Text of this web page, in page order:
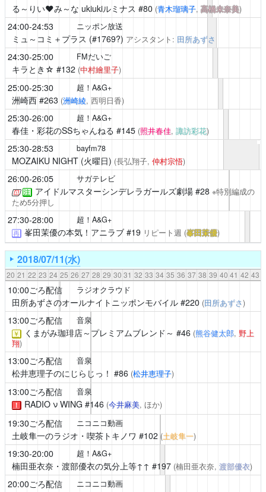
る～りい❤️み～な ukiukiルミナス #80 (青木瑠璃子,高橋未奈美)
24:00-24:53 ニッポン放送
ミュ～コミ＋プラス (#1769?) アシスタント: 田所あずさ
24:30-25:00 FMだいご
キラとき☆ #132 (中村繪里子)
25:00-25:30 超！A&G+
洲崎西#263 (洲崎綾, 西明日香)
25:30-26:00 超！A&G+
春佳・彩花のSSちゃんねる #145 (照井春佳, 諏訪彩花)
25:30-28:53 bayfm78
MOZAIKU NIGHT (火曜日) (長弘翔子, 仲村宗悟)
26:00-26:05 サガテレビ
注 アイドルマスターシンデレラガールズ劇場#28 ※特別編成の
ため5分押し
27:30-28:00 超！A&G+
再 峯田茉優の本気！アニラブ#19 リピート週 (峯田茉優)
2018/07/11(水)
20 21 22 23 24 25 26 27 28 29 30 31 32 33 34 35 36 37 38 39 40 41 42 43
10:00ごろ配信 ラジオクラウド
田所あずさのオールナイトニッポンモバイル#220 (田所あずさ)
13:00ごろ配信 音泉
￥ くまがみ珈琲店～プレミアムブレンド～ #46 (熊谷健太郎, 野上
翔)
13:00ごろ配信 音泉
松井恵理子のにじらじっ！ #86 (松井恵理子)
13:00ごろ配信 音泉
！ RADIO ν WING #146 (今井麻美, ほか)
19:30ごろ配信 ニコニコ動画
土岐隼一のラジオ・喫茶トキノワ #102 (土岐隼一)
19:30-20:00 超！A&G+
楠田亜衣奈・渡部優衣の気分上等↑↑ #197 (楠田亜衣奈, 渡部優衣)
20:00ごろ配信 ニコニコ動画